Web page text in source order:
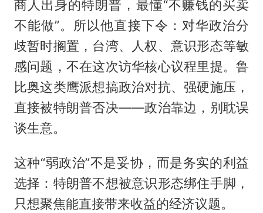
商人出身的特朗普，最懂“不赚钱的买卖
不能做”。所以他直接下令：对华政治分
歧暂时搁置，台湾、人权、意识形态等敏
感问题，不在这次访华核心议程里提。鲁
比奥这类鹰派想搞政治对抗、强硬施压，
直接被特朗普否决——政治靠边，别耽误
谈生意。
这种“弱政治”不是妥协，而是务实的利益
选择：特朗普不想被意识形态绑住手脚，
只想聚焦能直接带来收益的经济议题。